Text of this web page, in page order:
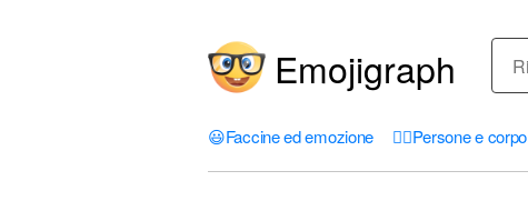
Emojigraph
😃Faccine ed emozione 🤦‍♀️Persone e corpo